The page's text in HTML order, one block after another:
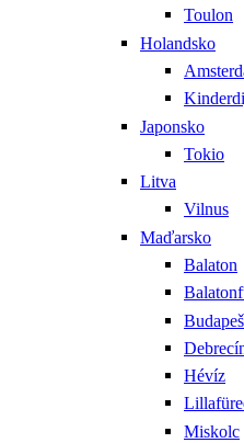
Toulon
Holandsko
Japonsko
Tokio
Litva
Vilnus
Maďarsko
Balaton
Hévíz
Miskolc